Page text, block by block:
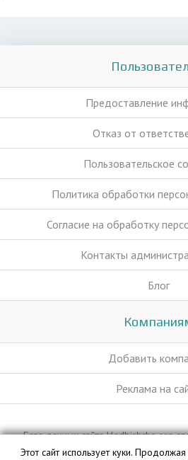
Предоставление
Отказ от
Пользовательское
Политика обработки
Согласие на обработку
Контакты
Блог
Добавить
Реклама на
База данных сайта kladbishche.org
собственностью ООО «Профит» и
Этот сайт использует куки.